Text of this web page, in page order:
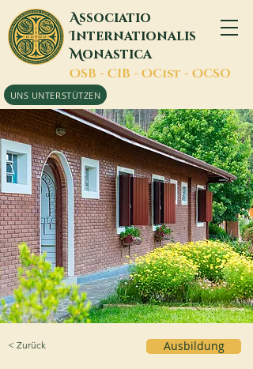
Associatio
Internationalis
Monastica
OSB - CIB - OCist - OCSO
UNS UNTERSTÜTZEN
< Zurück Ausbildung